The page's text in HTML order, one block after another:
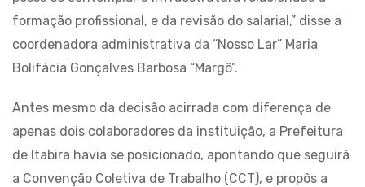
formação profissional, e da revisão do salarial,” disse a
coordenadora administrativa da “Nosso Lar” Maria
Bolifácia Gonçalves Barbosa “Margô”.
Antes mesmo da decisão acirrada com diferença de
apenas dois colaboradores da instituição, a Prefeitura
de Itabira havia se posicionado, apontando que seguirá
a Convenção Coletiva de Trabalho (CCT), e propôs a